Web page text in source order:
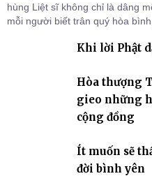
hùng Liệt sĩ không chỉ là dâng
mỗi người biết trân quý hòa
Khi lời Phật
Hòa thượng
gieo những
cộng đồng
Ít muốn sẽ
đời bình yên